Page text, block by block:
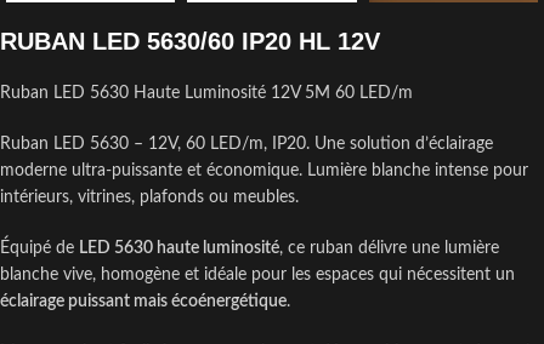
RUBAN LED 5630/60 IP20 HL 12V
Ruban LED 5630 Haute Luminosité 12V 5M 60 LED/m
Ruban LED 5630 – 12V, 60 LED/m, IP20. Une solution d’éclairage
moderne ultra-puissante et économique. Lumière blanche intense pour
intérieurs, vitrines, plafonds ou meubles.
Équipé de LED 5630 haute luminosité, ce ruban délivre une lumière
blanche vive, homogène et idéale pour les espaces qui nécessitent un
éclairage puissant mais écoénergétique.